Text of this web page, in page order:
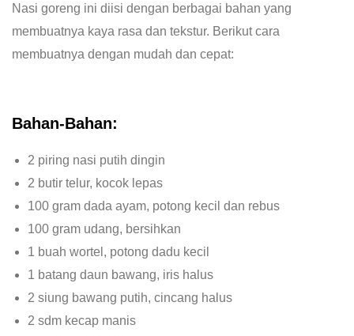
Nasi goreng ini diisi dengan berbagai bahan yang
membuatnya kaya rasa dan tekstur. Berikut cara
membuatnya dengan mudah dan cepat:
Bahan-Bahan:
2 piring nasi putih dingin
2 butir telur, kocok lepas
100 gram dada ayam, potong kecil dan rebus
100 gram udang, bersihkan
1 buah wortel, potong dadu kecil
1 batang daun bawang, iris halus
2 siung bawang putih, cincang halus
2 sdm kecap manis